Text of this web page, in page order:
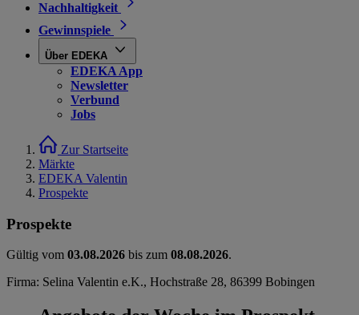
Nachhaltigkeit
Gewinnspiele
Über EDEKA
EDEKA App
Newsletter
Verbund
Jobs
Zur Startseite
Märkte
EDEKA Valentin
Prospekte
Prospekte
Gültig vom 03.08.2026 bis zum 08.08.2026.
Firma: Selina Valentin e.K., Hochstraße 28, 86399 Bobingen